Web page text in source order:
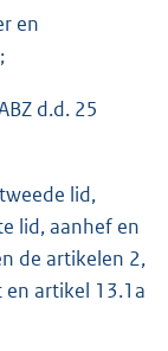
en
d.d. 25
lid,
lid, aanhef en
de artikelen 2,
en artikel 13.1a